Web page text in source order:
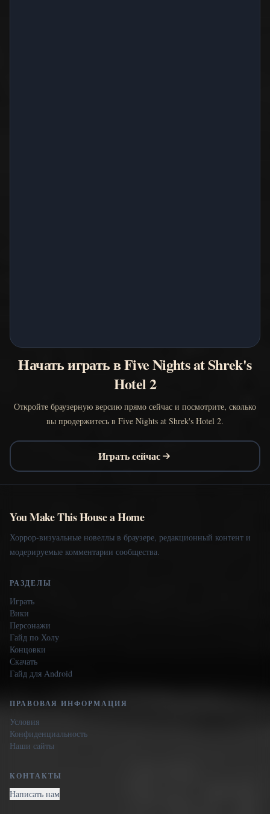
Начать играть в Five Nights at Shrek's
Hotel 2
Откройте браузерную версию прямо сейчас и посмотрите, сколько
вы продержитесь в Five Nights at Shrek's Hotel 2.
Играть сейчас
You Make This House a Home
Хоррор-визуальные новеллы в браузере, редакционный контент и
модерируемые комментарии сообщества.
РАЗДЕЛЫ
Играть
Вики
Персонажи
Гайд по Холу
Концовки
Скачать
Гайд для Android
ПРАВОВАЯ ИНФОРМАЦИЯ
Условия
Конфиденциальность
Наши сайты
КОНТАКТЫ
Написать нам